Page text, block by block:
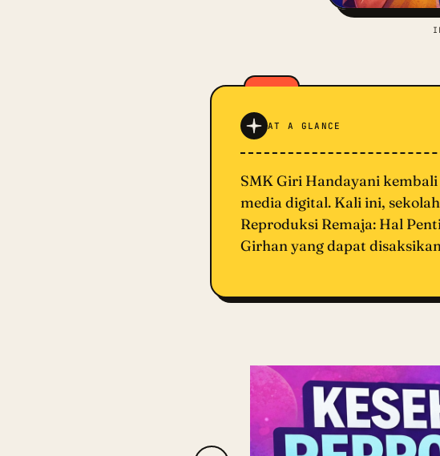
AT A GLANCE
SMK Giri Handayani
media digital. Kali ini,
Reproduksi Remaja: Hal
Girhan yang dapat